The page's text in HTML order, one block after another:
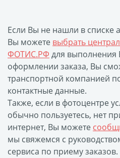
Фото на значке
Фотосъемка в студии
Сланцы
Бессмертный полк
Ритуальная керамика
Полотенце с именем
Обложка для
документов
Брелок Госномер
Если Вы не нашли в списке
Вы можете выбрать
ФОТИС.РФ для выполнения
оформлении заказа, Вы
транспортной компанией
контактные данные.
Также, если в фотоцентре
обычно пользуетесь, нет
интернет, Вы можете
мы свяжемся с
сервиса по приему заказов.